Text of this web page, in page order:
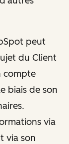
peut
du Client
compte
biais de son
via
via son